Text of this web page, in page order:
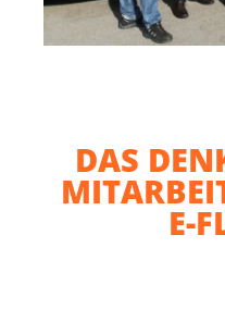
DAS
E-